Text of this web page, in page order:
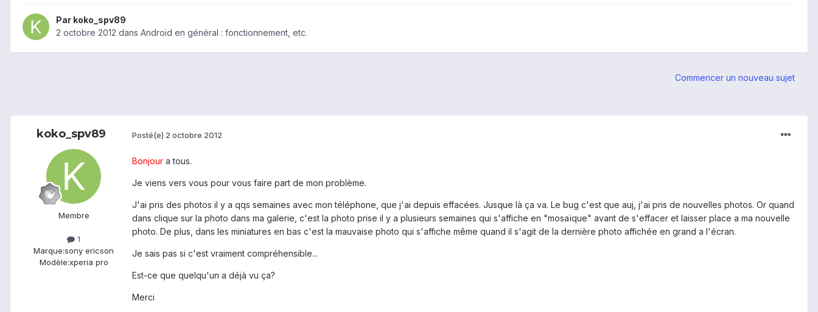
Par koko_spv89
2 octobre 2012 dans Android en général : fonctionnement, etc.
Commencer un nouveau sujet
koko_spv89
Membre
1
Marque:sony ericson
Modèle:xperia pro
Posté(e) 2 octobre 2012
Bonjour a tous.
Je viens vers vous pour vous faire part de mon problème.
J'ai pris des photos il y a qqs semaines avec mon téléphone, que j'ai depuis effacées. Jusque là ça va. Le bug c'est que auj, j'ai pris de nouvelles photos. Or quand
dans clique sur la photo dans ma galerie, c'est la photo prise il y a plusieurs semaines qui s'affiche en "mosaïque" avant de s'effacer et laisser place a ma nouvelle
photo. De plus, dans les miniatures en bas c'est la mauvaise photo qui s'affiche même quand il s'agit de la dernière photo affichée en grand a l'écran.
Je sais pas si c'est vraiment compréhensible...
Est-ce que quelqu'un a déjà vu ça?
Merci